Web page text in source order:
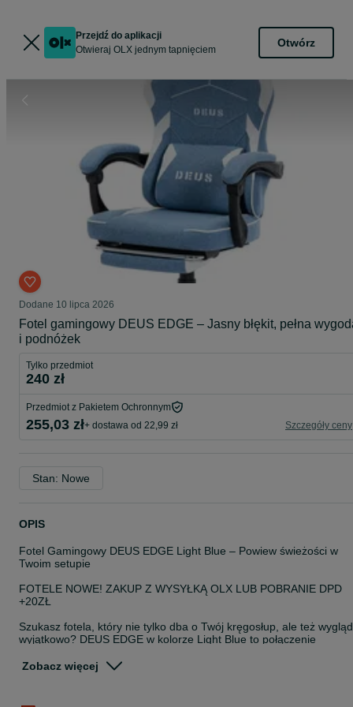
Przejdź do aplikacji
Otwieraj OLX jednym tapnięciem
Otwórz
Dodane 10 lipca 2026
Fotel gamingowy DEUS EDGE – Jasny błękit, pełna
i podnóżek
Tylko przedmiot
240 zł
Przedmiot z Pakietem Ochronnym
255,03 zł+ dostawa od 22,99 zł Szczegóły ceny
Stan: Nowe
OPIS
Fotel Gamingowy DEUS EDGE Light Blue – Powiew świeżości w
Twoim setupie
FOTELE NOWE! ZAKUP Z WYSYŁKĄ OLX LUB POBRANIE DPD
+20ZŁ
Szukasz fotela, który nie tylko dba o Twój kręgosłup, ale też
wyjątkowo? DEUS EDGE w kolorze Light Blue to połączenie
jasnoniebieski odcień tkaniny nadaje wnętrzu nowoczesny, lekki
Zobacz więcej